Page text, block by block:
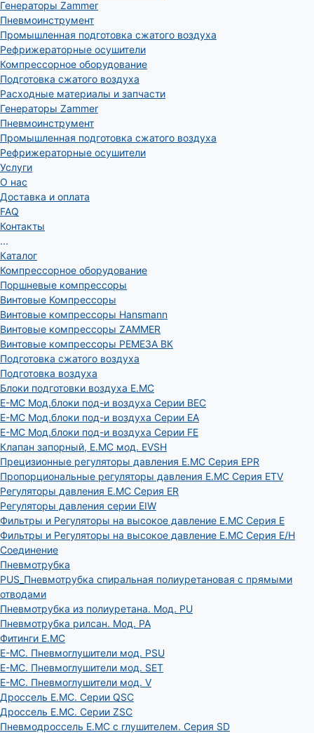
Генераторы Zammer
Пневмоинструмент
Промышленная подготовка сжатого воздуха
Рефрижераторные осушители
Компрессорное оборудование
Подготовка сжатого воздуха
Расходные материалы и запчасти
Генераторы Zammer
Пневмоинструмент
Промышленная подготовка сжатого воздуха
Рефрижераторные осушители
Услуги
О нас
Доставка и оплата
FAQ
Контакты
...
Каталог
Компрессорное оборудование
Поршневые компрессоры
Винтовые Компрессоры
Винтовые компрессоры Hansmann
Винтовые компрессоры ZAMMER
Винтовые компрессоры РЕМЕЗА ВК
Подготовка сжатого воздуха
Подготовка воздуха
Блоки подготовки воздуха E.MC
E-MC Мод.блоки под-и воздуха Серии BEC
E-MC Мод.блоки под-и воздуха Серии EA
E-MC Мод.блоки под-и воздуха Серии FE
Клапан запорный, E.MC мод. EVSH
Прецизионные регуляторы давления E.MC Серия EPR
Пропорциональные регуляторы давления E.MC Серия ETV
Регуляторы давления E.MC Серия ER
Регуляторы давления серии EIW
Фильтры и Регуляторы на высокое давление E.MC Серия E
Фильтры и Регуляторы на высокое давление E.MC Серия E/H
Соединение
Пневмотрубка
PUS_Пневмотрубка спиральная полиуретановая с прямыми
отводами
Пневмотрубка из полиуретана. Мод. РU
Пневмотрубка рилсан. Мод. PA
Фитинги E.MC
E-MC. Пневмоглушители мод. PSU
E-MC. Пневмоглушители мод. SET
E-MC. Пневмоглушители мод. V
Дроссель E.MC. Серии QSC
Дроссель E.MC. Серии ZSC
Пневмодроссель E.MC с глушителем. Серия SD